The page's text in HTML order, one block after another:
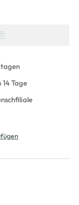
Tage